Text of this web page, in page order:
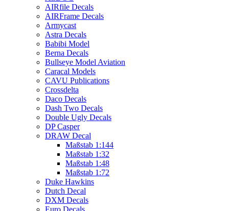
AIRfile Decals
AIRFrame Decals
Armycast
Astra Decals
Babibi Model
Berna Decals
Bullseye Model Aviation
Caracal Models
CAVU Publications
Crossdelta
Daco Decals
Dash Two Decals
Double Ugly Decals
DP Casper
DRAW Decal
Maßstab 1:144
Maßstab 1:32
Maßstab 1:48
Maßstab 1:72
Duke Hawkins
Dutch Decal
DXM Decals
Euro Decals